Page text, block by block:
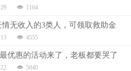
1164
无收入的3类人，可领取救助金
4555
优惠的活动来了，老板都要哭了
5040